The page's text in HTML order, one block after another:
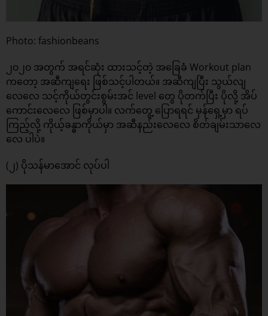
Photo: fashionbeans
၂၀၂၀ အတွက် အရင်ဆုံး ထားသင့်တဲ့ အခြေခံ Workout plan
ကတော့ အဆီကျရေး ဖြစ်သင့်ပါတယ်။ အဆီကျပြီး သွယ်လျ
လေလေ သင့်ကိုယ်တွင်းစွမ်းအင် level တွေ ပိုတက်ပြီး ပိုလို့ အိပ်
ကောင်းလေလေ ဖြစ်မှာပါ။ လက်တွေ့ ပြောရရင် မှန်ရှေ့မှာ ရပ်
ကြည့်လို့ ကိုယ့်ခန္ဓာကိုယ်မှာ အဆီနည်းလေလေ စိတ်ချမ်းသာလေ
လေ ပါပဲ။
(၂) ပိုသန်မာအောင် လုပ်ပါ